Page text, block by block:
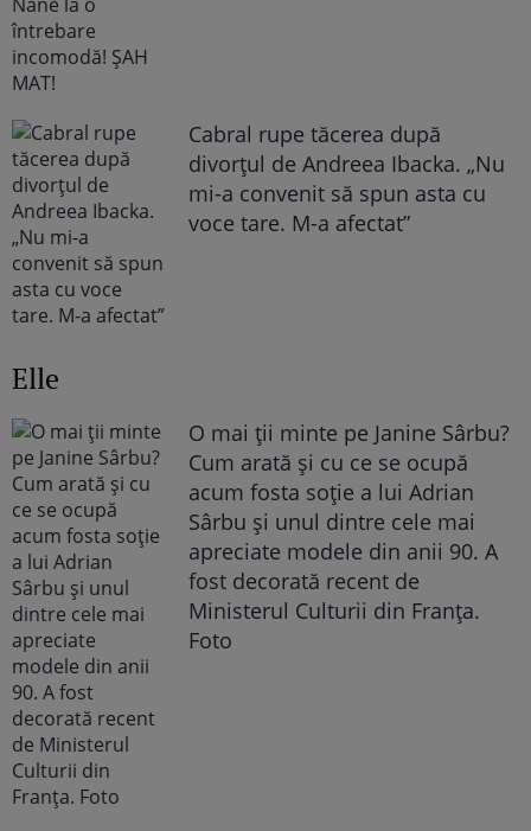
Cabral rupe tăcerea după
divorțul de Andreea Ibacka. „Nu
mi-a convenit să spun asta cu
voce tare. M-a afectat”
Elle
O mai ții minte pe Janine Sârbu?
Cum arată și cu ce se ocupă
acum fosta soție a lui Adrian
Sârbu și unul dintre cele mai
apreciate modele din anii 90. A
fost decorată recent de
Ministerul Culturii din Franța.
Foto